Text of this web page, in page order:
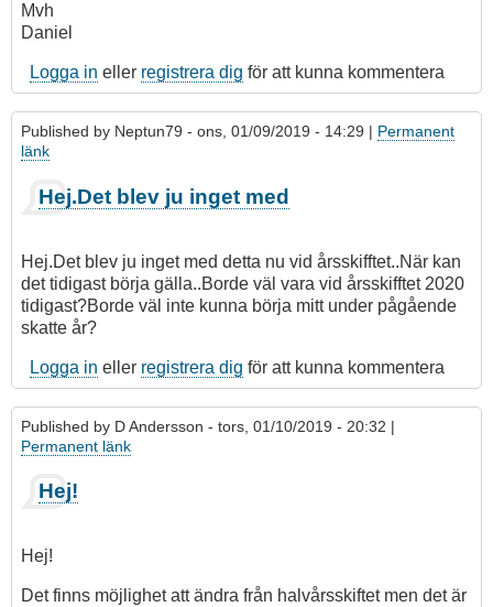
Mvh
Daniel
Logga in eller registrera dig för att kunna kommentera
Published by Neptun79 - ons, 01/09/2019 - 14:29 | Permanent
länk
Som
svar
Hej!
av
D
Andersson
Hej.Det blev ju inget med
Hej.Det blev ju inget med detta nu vid årsskifftet..När kan
det tidigast börja gälla..Borde väl vara vid årsskifftet 2020
tidigast?Borde väl inte kunna börja mitt under pågående
skatte år?
Logga in eller registrera dig för att kunna kommentera
Published by D Andersson - tors, 01/10/2019 - 20:32 |
Permanent länk
Hej!
Hej!
Det finns möjlighet att ändra från halvårsskiftet men det är